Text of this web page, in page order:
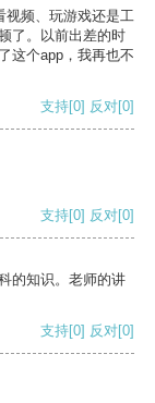
视频、玩游戏还是工
了。以前出差的时
这个app，我再也不
支持[0] 反对[0]
支持[0] 反对[0]
的知识。老师的讲
支持[0] 反对[0]